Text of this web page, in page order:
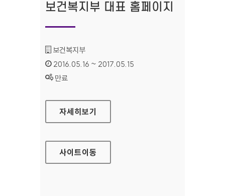
보건복지부 대표 홈페이지
기관명 :
보건복지부
인증기간 :
2016.05.16 ~ 2017.05.15
상태 :
만료
보건복지부 대표 홈페이지
자세히보기
사이트이동